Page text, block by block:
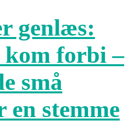
genlæs:
kom forbi –
små
en stemme